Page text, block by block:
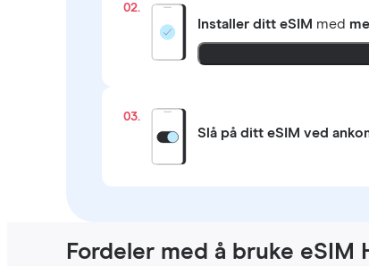
02.
Installer ditt eSIM med
03.
Slå på ditt eSIM ved
Fordeler med å bruke eSIM